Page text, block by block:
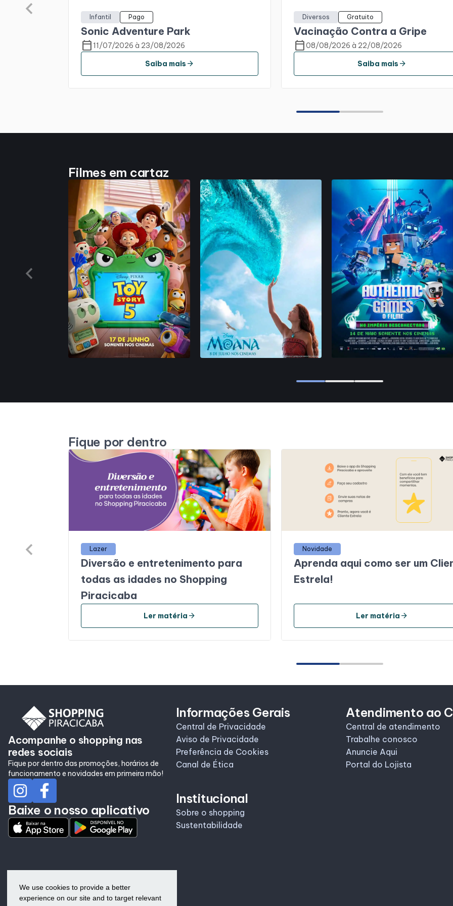
We use cookies to provide a better
experience on our site and to target relevant
Infantil Pago
Sonic Adventure Park
calendar_today 11/07/2026 à 23/08/2026
Saiba mais arrow_forward
Diversos Gratuito
Vacinação Contra a Gripe
calendar_today08/08/2026 à 22/08/2026
Saiba mais arrow_forward
Filmes em cartaz
Fique por dentro
Lazer
Diversão e entretenimento para
todas as idades no Shopping
Piracicaba
Ler matéria arrow_forward
Novidade
Aprenda aqui como ser um
Estrela!
Ler matéria arrow_forward
Acompanhe o shopping nas
redes sociais
Fique por dentro das promoções, horários de
funcionamento e novidades em primeira mão!
Baixe o nosso aplicativo
Informações Gerais
Central de Privacidade
Aviso de Privacidade
Preferência de Cookies
Canal de Ética
Institucional
Sobre o shopping
Sustentabilidade
Atendimento ao
Central de atendimento
Trabalhe conosco
Anuncie Aqui
Portal do Lojista